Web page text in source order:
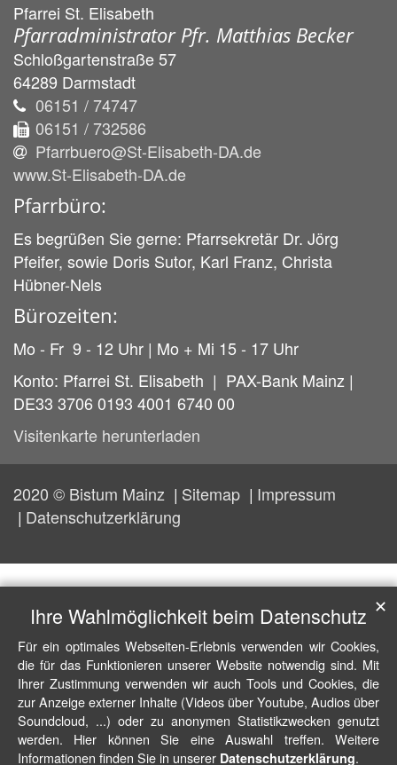
Pfarrei St. Elisabeth
Pfarradministrator Pfr. Matthias Becker
Schloßgartenstraße 57
64289 Darmstadt
06151 / 74747
06151 / 732586
Pfarrbuero@St-Elisabeth-DA.de
www.St-Elisabeth-DA.de
Pfarrbüro:
Es begrüßen Sie gerne: Pfarrsekretär Dr. Jörg
Pfeifer, sowie Doris Sutor, Karl Franz, Christa
Hübner-Nels
Bürozeiten:
Mo - Fr 9 - 12 Uhr | Mo + Mi 15 - 17 Uhr
Konto: Pfarrei St. Elisabeth | PAX-Bank Mainz |
DE33 3706 0193 4001 6740 00
Visitenkarte herunterladen
2020 © Bistum Mainz Sitemap
Impressum
Datenschutzerklärung
Ihre Wahlmöglichkeit beim Datenschutz
Für ein optimales Webseiten-Erlebnis verwenden wir Cookies,
die für das Funktionieren unserer Website notwendig sind. Mit
Ihrer Zustimmung verwenden wir auch Tools und Cookies, die
zur Anzeige externer Inhalte (Videos über Youtube, Audios über
Soundcloud, ...) oder zu anonymen Statistikzwecken genutzt
werden. Hier können Sie eine Auswahl treffen. Weitere
Informationen finden Sie in unserer Datenschutzerklärung.
✕